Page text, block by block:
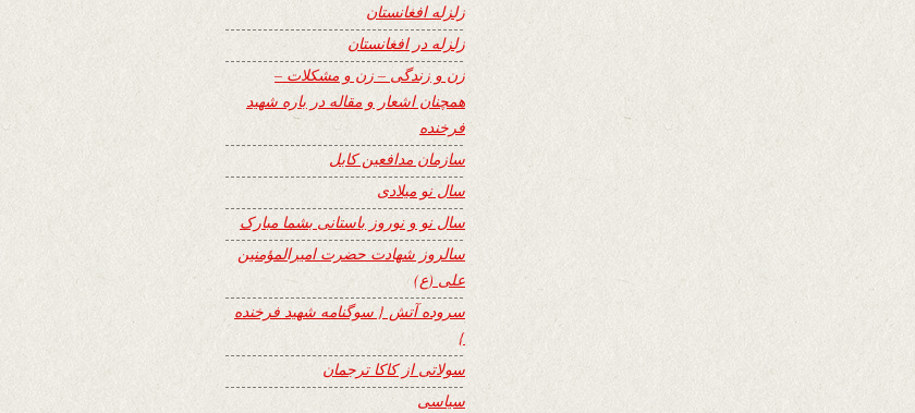
زلزله افغانستان
زلزله در افغانستان
زن و زندگی – زن و مشکلات –
همچنان اشعار و مقاله در باره شهید
فرخنده
سازمان مدافعین کابل
سال نو میلادی
سال نو و نوروز باستانی بشما مبارک
سالروز شهادت حضرت امیرالمؤمنین
علی (ع)
سروده آتش { سوگنامه شهید فرخنده
}
سولاتی از کاکا ترجمان
سیاسی